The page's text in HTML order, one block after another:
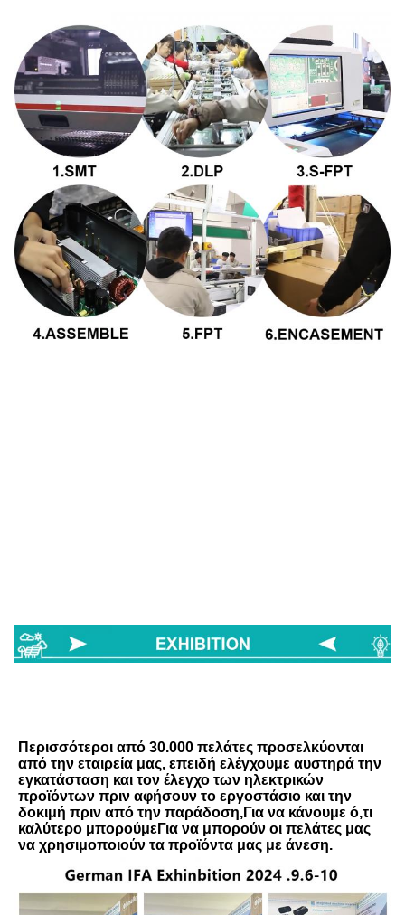
Περισσότεροι από 30.000 πελάτες προσελκύονται
από την εταιρεία μας, επειδή ελέγχουμε αυστηρά την
εγκατάσταση και τον έλεγχο των ηλεκτρικών
προϊόντων πριν αφήσουν το εργοστάσιο και την
δοκιμή πριν από την παράδοση,Για να κάνουμε ό,τι
καλύτερο μπορούμεΓια να μπορούν οι πελάτες μας
να χρησιμοποιούν τα προϊόντα μας με άνεση.